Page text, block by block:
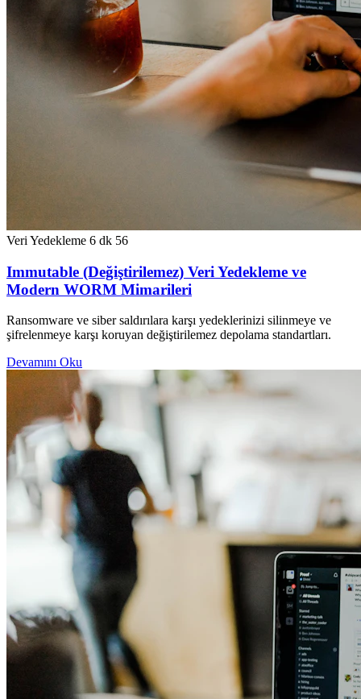
Veri Yedekleme 6 dk 56
Immutable (Değiştirilemez) Veri Yedekleme ve
Modern WORM Mimarileri
Ransomware ve siber saldırılara karşı yedeklerinizi silinmeye ve
şifrelenmeye karşı koruyan değiştirilemez depolama standartları.
Devamını Oku